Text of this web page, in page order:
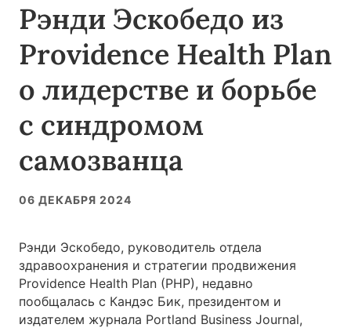
Рэнди Эскобедо из
Providence Health Plan
о лидерстве и борьбе
с синдромом
самозванца
06 ДЕКАБРЯ 2024
Рэнди Эскобедо, руководитель отдела
здравоохранения и стратегии продвижения
Providence Health Plan (PHP), недавно
пообщалась с Кандэс Бик, президентом и
издателем журнала Portland Business Journal,